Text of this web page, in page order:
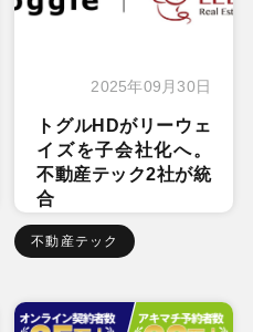
2025年09月30日
トグルHDがリーウェ
イズを子会社化へ。
不動産テック2社が統
合
不動産テック